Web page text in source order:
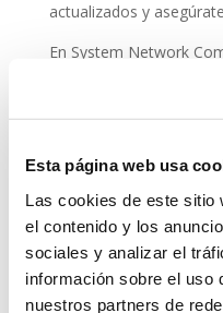
Esta página web usa
Las cookies de este sitio
el contenido y los
sociales y analizar el
información sobre el uso
nuestros partners de
actualizados y
En System Network
día con autónomos y
ataque en vacaciones
En System Network
día con autónomos y
digital a E
SET NOD 32,
ataque en vacaciones
datos, ingresos y